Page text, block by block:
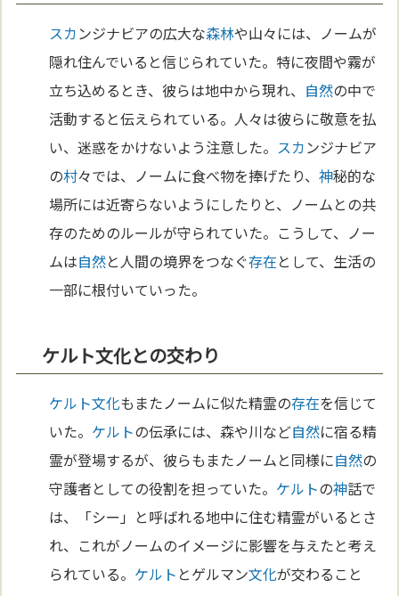
スカンジナビアの広大な森林や山々には、ノームが
隠れ住んでいると信じられていた。特に夜間や霧が
立ち込めるとき、彼らは地中から現れ、 自然の中で
活動すると伝えられている。人々は彼らに敬意を払
い、迷惑をかけないよう注意した。 スカンジナビア
の村々では、ノームに食べ物を捧げたり、神秘的な
場所には近寄らないようにしたりと、ノームとの共
存のためのルールが守られていた。こうして、ノー
ムは自然と人間の境界をつなぐ存在として、生活の
一部に根付いていった。
ケルト文化との交わり
ケルト文化もまたノームに似た精霊の存在を信じて
いた。 ケルトの伝承には、森や川など自然に宿る精
霊が登場するが、彼らもまたノームと同様に自然の
守護者としての役割を担っていた。 ケルトの神話で
は、「シー」と呼ばれる地中に住む精霊がいるとさ
れ、これがノームのイメージに影響を与えたと考え
られている。 ケルト とゲルマン文化が交わること